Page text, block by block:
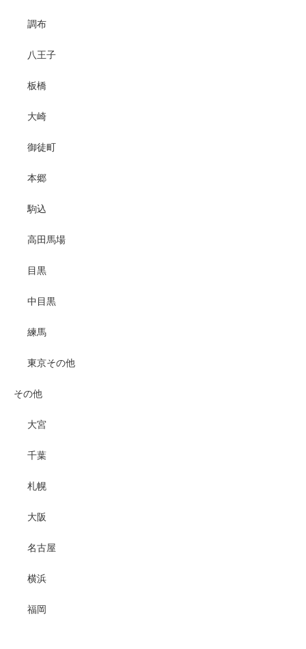
調布
八王子
板橋
大崎
御徒町
本郷
駒込
高田馬場
目黒
中目黒
練馬
東京その他
その他
大宮
千葉
札幌
大阪
名古屋
横浜
福岡